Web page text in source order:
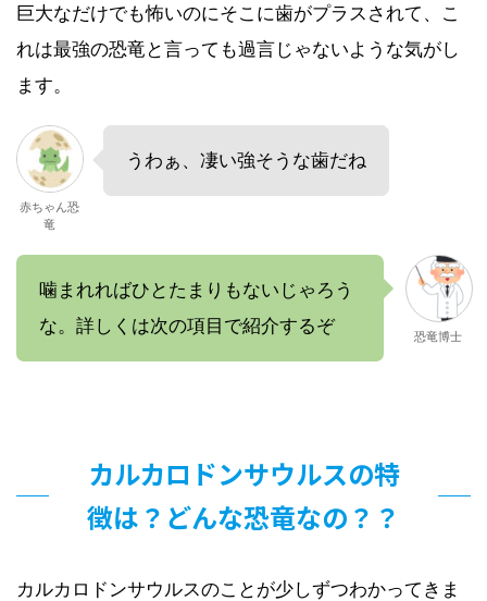
巨大なだけでも怖いのにそこに歯がプラスされて、こ
れは最強の恐竜と言っても過言じゃないような気がし
ます。
赤ちゃん恐
竜
うわぁ、凄い強そうな歯だね
噛まれればひとたまりもないじゃろう
な。詳しくは次の項目で紹介するぞ
恐竜博士
カルカロドンサウルスの特
徴は？どんな恐竜なの？？
カルカロドンサウルスのことが少しずつわかってきま